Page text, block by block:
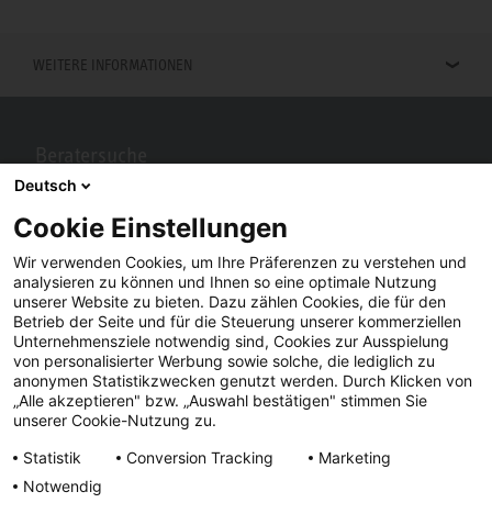
WEITERE INFORMATIONEN
Berater in Ihrer Nähe gesucht? Mit STIEBEL ELTRON kein Problem.
Facebook YouTube LinkedIn
Instagram
Deutsch
Cookie Einstellungen
Wir verwenden Cookies, um Ihre Präferenzen zu verstehen und
analysieren zu können und Ihnen so eine optimale Nutzung
unserer Website zu bieten. Dazu zählen Cookies, die für den
Betrieb der Seite und für die Steuerung unserer kommerziellen
Unternehmensziele notwendig sind, Cookies zur Ausspielung
von personalisierter Werbung sowie solche, die lediglich zu
anonymen Statistikzwecken genutzt werden. Durch Klicken von
„Alle akzeptieren" bzw. „Auswahl bestätigen" stimmen Sie
unserer Cookie-Nutzung zu.
Statistik
Conversion Tracking
Marketing
Notwendig